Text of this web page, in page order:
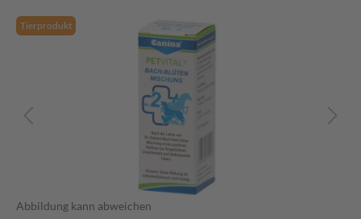
Tierprodukt
Abbildung kann abweichen